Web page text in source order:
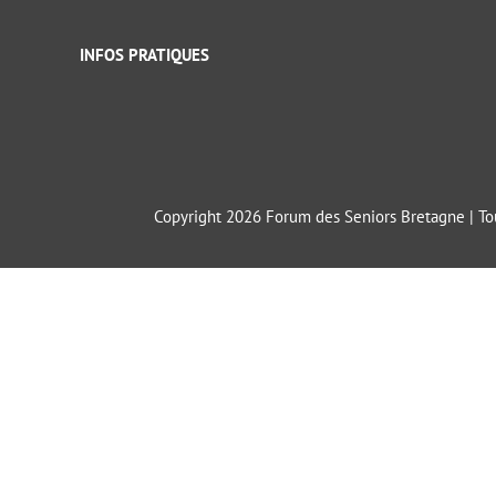
INFOS PRATIQUES
Copyright 2026 Forum des Seniors Bretagne |